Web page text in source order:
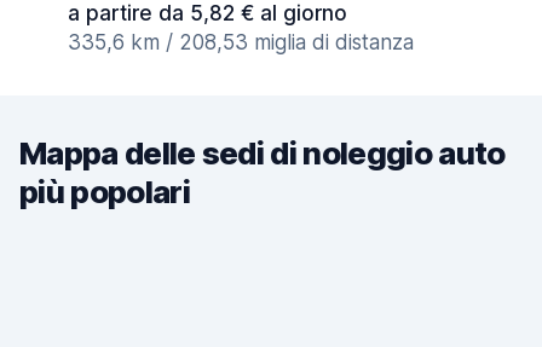
a partire da 5,82 € al giorno
335,6 km / 208,53 miglia di distanza
Mappa delle sedi di noleggio auto
più popolari